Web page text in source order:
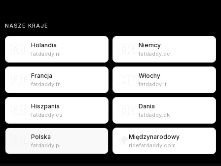
NASZE KRAJE
Holandia
fatdaddy.nl
Niemcy
fatdaddy.de
Francja
fatdaddy.fr
Włochy
fatdaddy.it
Hiszpania
fatdaddy.es
Dania
fatdaddy.dk
Polska
fatdaddy.pl
Międzynarodowy
ridefatdaddy.com